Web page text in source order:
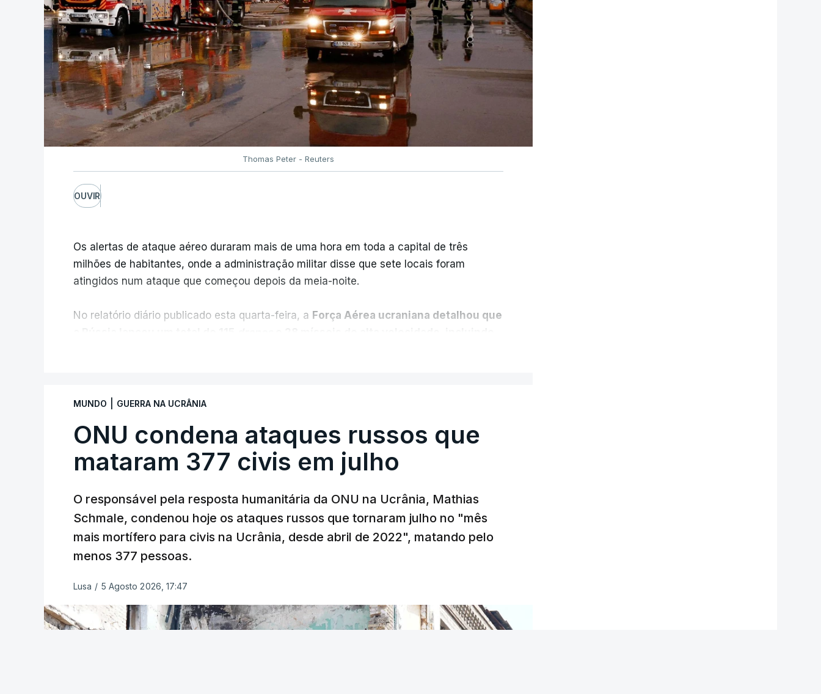
Thomas Peter - Reuters
OUVIR
Os alertas de ataque aéreo duraram mais de uma hora em toda a capital de três
milhões de habitantes, onde a administração militar disse que sete locais foram
atingidos num ataque que começou depois da meia-noite.
No relatório diário publicado esta quarta-feira, a Força Aérea ucraniana detalhou que
mencionar qualquer míssil, embora Kiev tenha vindo a lamentar há semanas uma
ERRO100
ERROR ON HTML5 MEDIA ELEMENT
ESTE CONTEÚDO ESTÁ NESTE MOMENTO INDISPONÍVEL
MUNDO GUERRA NA UCRÂNIA
ONU condena ataques russos que
mataram 377 civis em julho
O responsável pela resposta humanitária da ONU na Ucrânia, Mathias
Schmale, condenou hoje os ataques russos que tornaram julho no "mês
mais mortífero para civis na Ucrânia, desde abril de 2022", matando pelo
menos 377 pessoas.
Lusa / 5 Agosto 2026, 17:47